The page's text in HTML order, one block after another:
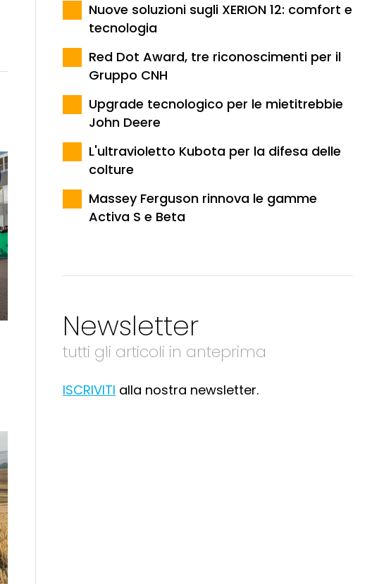
Nuove soluzioni sugli XERION 12: comfort e
tecnologia
Red Dot Award, tre riconoscimenti per il
Gruppo CNH
Upgrade tecnologico per le mietitrebbie
John Deere
L'ultravioletto Kubota per la difesa delle
colture
Massey Ferguson rinnova le gamme
Activa S e Beta
Newsletter
tutti gli articoli in anteprima
ISCRIVITI alla nostra newsletter.